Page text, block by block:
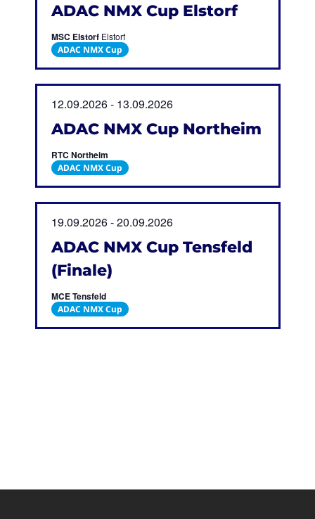
ADAC NMX Cup Elstorf
MSC Elstorf Elstorf
ADAC NMX Cup
ADAC NMX Cup Northeim
12.09.2026- 13.09.2026
RTC Northeim
ADAC NMX Cup
ADAC NMX Cup Tensfeld
(Finale)
19.09.2026-20.09.2026
MCE Tensfeld
ADAC NMX Cup